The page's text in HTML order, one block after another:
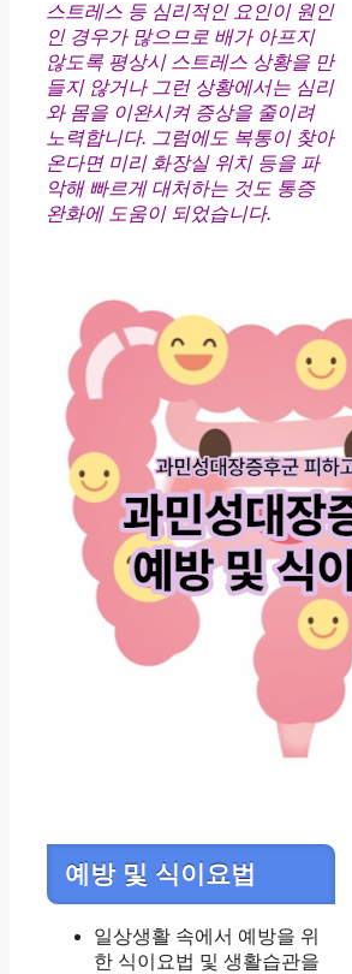
스트레스 등 심리적인 요인이 원인
인 경우가 많으므로 배가 아프지
않도록 평상시 스트레스 상황을 만
들지 않거나 그런 상황에서는 심리
와 몸을 이완시켜 증상을 줄이려
노력합니다. 그럼에도 복통이 찾아
온다면 미리 화장실 위치 등을 파
악해 빠르게 대처하는 것도 통증
완화에 도움이 되었습니다.
예방 및 식이요법
일상생활 속에서 예방을 위
한 식이요법 및 생활습관을